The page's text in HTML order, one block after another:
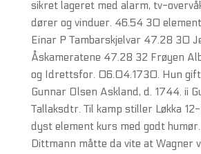
sikret lageret med alarm, tv-
dører og vinduer. 46.54 30
Einar P Tambarskjelvar 47.28 30
Åskameratene 47.28 32 Frøyen
og Idrettsfor. 06.04.1730. Hun
Gunnar Olsen Askland, d. 1744. ii
Tallaksdtr. Til kamp stiller Løkka
dyst element kurs med godt
Dittmann måtte da vite at Wagner